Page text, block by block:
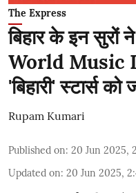
The Express
बिहार के इन सुरों
World Music
'बिहारी' स्टार्स को
Rupam Kumari
Published on: 20 Jun 2025,
Updated on: 20 Jun 2025,